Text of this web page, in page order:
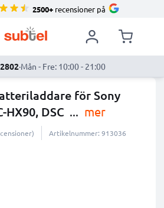
2500+ recensioner på
·Mån - Fre: 10:00 - 21:00
för Sony
HX90, DSC ... mer
Artikelnummer: 913036